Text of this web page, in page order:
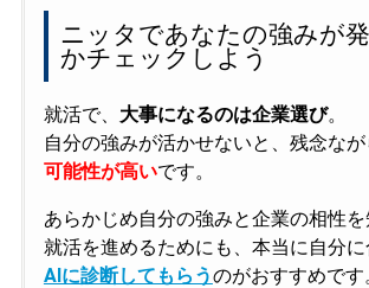
ニッタであなたの強みが
かチェックしよう
就活で、 大事になるのは企業選び。
自分の強みが活かせないと、残念なが
可能性が高いです。
あらかじめ自分の強みと企業の相性
就活を進めるためにも、本当に自分
AIに診断してもらうのがおすすめです